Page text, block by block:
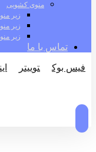
منوی کشویی
زیر منو ۱
زیر منو ۲
زیر منو ۳
تماس با ما
فیس بوک توییتر